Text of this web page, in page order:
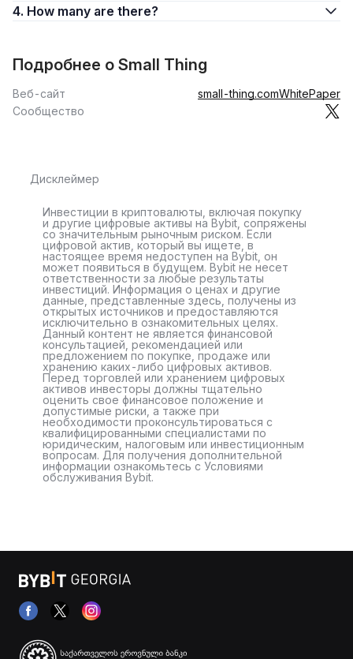
4. How many are there?
Подробнее о Small Thing
Веб-сайт small-thing.comWhitePaper
Сообщество
Дисклеймер
Инвестиции в криптовалюты, включая покупку
и другие цифровые активы на Bybit, сопряжены
со значительным рыночным риском. Если
цифровой актив, который вы ищете, в
настоящее время недоступен на Bybit, он
может появиться в будущем. Bybit не несет
ответственности за любые результаты
инвестиций. Информация о ценах и другие
данные, представленные здесь, получены из
открытых источников и предоставляются
исключительно в ознакомительных целях.
Данный контент не является финансовой
консультацией, рекомендацией или
предложением по покупке, продаже или
хранению каких-либо цифровых активов.
Перед торговлей или хранением цифровых
активов инвесторы должны тщательно
оценить свое финансовое положение и
допустимые риски, а также при
необходимости проконсультироваться с
квалифицированными специалистами по
юридическим, налоговым или инвестиционным
вопросам. Для получения дополнительной
информации ознакомьтесь с Условиями
обслуживания Bybit.